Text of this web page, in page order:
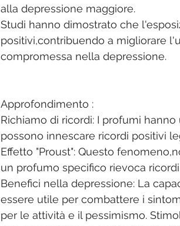
alla depressione maggiore.
Studi hanno dimostrato che
positivi,contribuendo a migliorare
compromessa nella depressione.
Approfondimento :
Richiamo di ricordi: I profumi
possono innescare ricordi positivi
Effetto "Proust": Questo
un profumo specifico rievoca
Benefici nella depressione: La
essere utile per combattere i
per le attività e il pessimismo.